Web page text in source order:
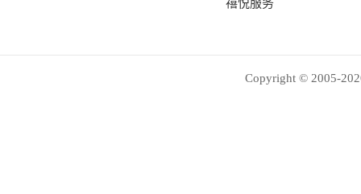
禧悦服务
Copyright © 2005-